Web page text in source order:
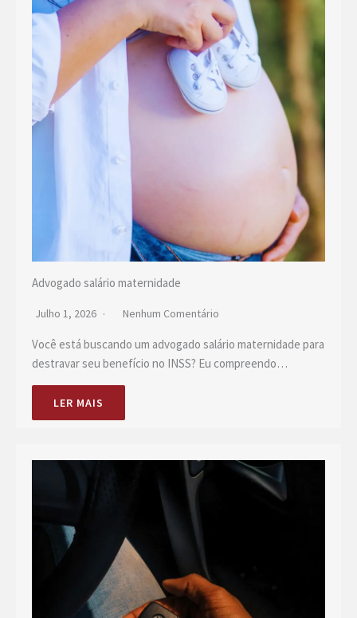
Advogado salário maternidade
Julho 1, 2026 Nenhum Comentário
Você está buscando um advogado salário maternidade para
destravar seu benefício no INSS? Eu compreendo…
LER MAIS